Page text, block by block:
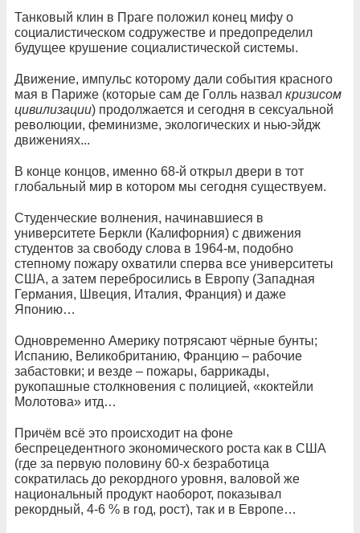
Танковый клин в Праге положил конец мифу о
социалистическом содружестве и предопределил
будущее крушение социалистической системы.
Движение, импульс которому дали события красного
мая в Париже (которые сам де Голль назвал кризисом
цивилизации) продолжается и сегодня в сексуальной
революции, феминизме, экологических и нью-эйдж
движениях...
В конце концов, именно 68-й открыл двери в тот
глобальный мир в котором мы сегодня существуем.
Студенческие волнения, начинавшиеся в
университете Беркли (Калифорния) с движения
студентов за свободу слова в 1964-м, подобно
степному пожару охватили сперва все университеты
США, а затем перебросились в Европу (Западная
Германия, Швеция, Италия, Франция) и даже
Японию…
Одновременно Америку потрясают чёрные бунты;
Испанию, Великобританию, Францию – рабочие
забастовки; и везде – пожары, баррикады,
рукопашные столкновения с полицией, «коктейли
Молотова» итд…
Причём всё это происходит на фоне
беспрецедентного экономического роста как в США
(где за первую половину 60-х безработица
сократилась до рекордного уровня, валовой же
национальный продукт наоборот, показывал
рекордный, 4-6 % в год, рост), так и в Европе…